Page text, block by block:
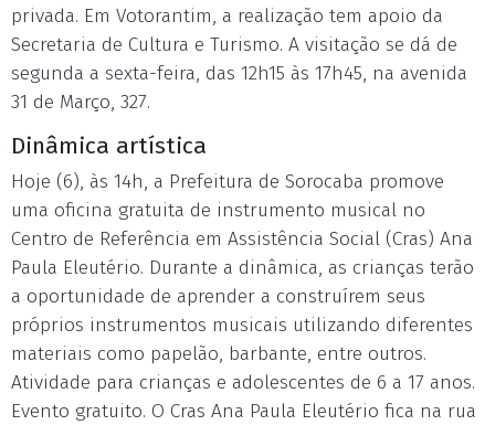
privada. Em Votorantim, a realização tem apoio da
Secretaria de Cultura e Turismo. A visitação se dá de
segunda a sexta-feira, das 12h15 às 17h45, na avenida
31 de Março, 327.
Dinâmica artística
Hoje (6), às 14h, a Prefeitura de Sorocaba promove
uma oficina gratuita de instrumento musical no
Centro de Referência em Assistência Social (Cras) Ana
Paula Eleutério. Durante a dinâmica, as crianças terão
a oportunidade de aprender a construírem seus
próprios instrumentos musicais utilizando diferentes
materiais como papelão, barbante, entre outros.
Atividade para crianças e adolescentes de 6 a 17 anos.
Evento gratuito. O Cras Ana Paula Eleutério fica na rua